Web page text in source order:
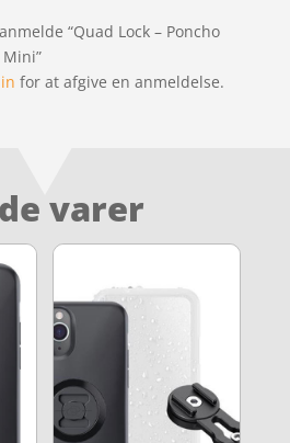
“Quad Lock – Poncho
for at afgive en anmeldelse.
varer